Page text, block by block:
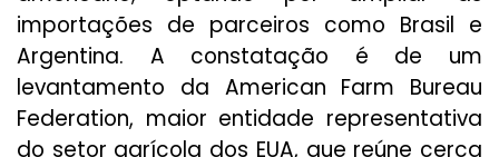
importações de parceiros como Brasil e
Argentina. A constatação é de um
levantamento da American Farm Bureau
Federation, maior entidade representativa
do setor agrícola dos EUA, que reúne cerca